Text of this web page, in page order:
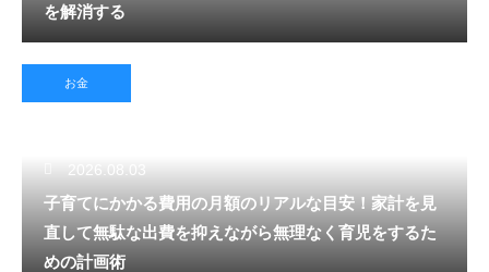
を解消する
お金
2026.08.03
子育てにかかる費用の月額のリアルな目安！家計を見
直して無駄な出費を抑えながら無理なく育児をするた
めの計画術